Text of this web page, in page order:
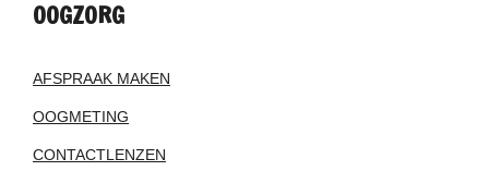
OOGZORG
AFSPRAAK MAKEN
OOGMETING
CONTACTLENZEN